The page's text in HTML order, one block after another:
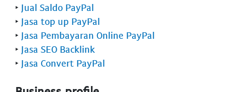
‣ Jual Saldo PayPal
‣ Jasa top up PayPal
‣ Jasa Pembayaran Online PayPal
‣ Jasa SEO Backlink
‣ Jasa Convert PayPal